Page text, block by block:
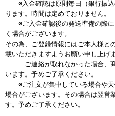
※入金確認は原則毎日（銀行振込
ります。時間は定めておりません。
※ご入金確認後の発送準備の際に
く場合がございます。
その為、ご登録情報にはご本人様と
載いただきますようお願い申し上げま
ご連絡が取れなかった場合、商
います。予めご了承ください。
※ご注文が集中している場合や天
場合がございます。その場合は翌営
す。予めご了承ください。